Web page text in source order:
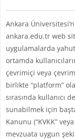
Ankara
ankara.edu.tr web
uygulamalarda
ortamda
çevrimiçi veya
birlikte “platform”
sırasında kullanıcı
sunabilmek için
Kanunu (“KVKK”
mevzuata uygun